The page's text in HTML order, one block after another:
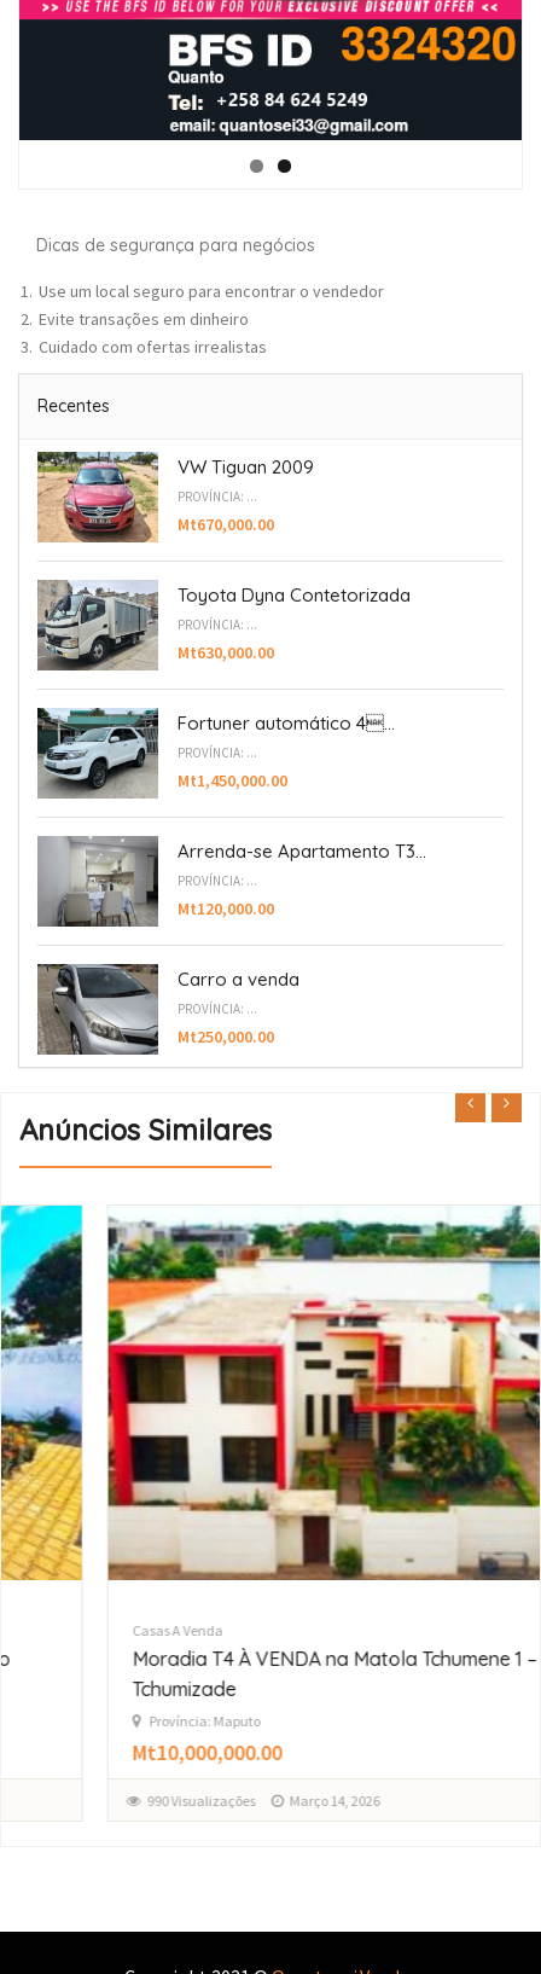
Dicas de segurança para negócios
Use um local seguro para encontrar o vendedor
Evite transações em dinheiro
Cuidado com ofertas irrealistas
Recentes
VW Tiguan 2009
PROVÍNCIA: ...
Mt670,000.00
Toyota Dyna Contetorizada
PROVÍNCIA: ...
Mt630,000.00
Fortuner automático 4...
PROVÍNCIA: ...
Mt1,450,000.00
Arrenda-se Apartamento T3...
PROVÍNCIA: ...
Mt120,000.00
Carro a venda
PROVÍNCIA: ...
Mt250,000.00
Anúncios Similares
T4 À VENDA na Matola Tchumene 1 –
Março 14, 2026